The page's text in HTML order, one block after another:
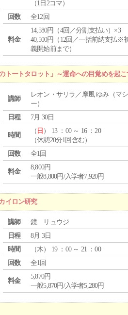
（1日2コマ）
回数
全12回
料金
14,580円（4回／分割支払い）×3
40,500円（12回／一括前納支払※
義開始前まで）
トートタロット」～運命への目覚めを起
講師
レオン・サリラ／摩風 ゆみ（マ
ー）
日程
7月 30日
時間
（ 日 ） 13 ：00 ～ 16 ：20
（休憩20分1回含む）
回数
全1回
料金
8,800円
一般8,800円/入学者7,920円
イロン研究
講師
鏡 リュウジ
日程
8月 3日
時間
（木） 19 ：00 ～ 21 ：00
回数
全1回
料金
5,870円
一般5,870円/入学者5,280円